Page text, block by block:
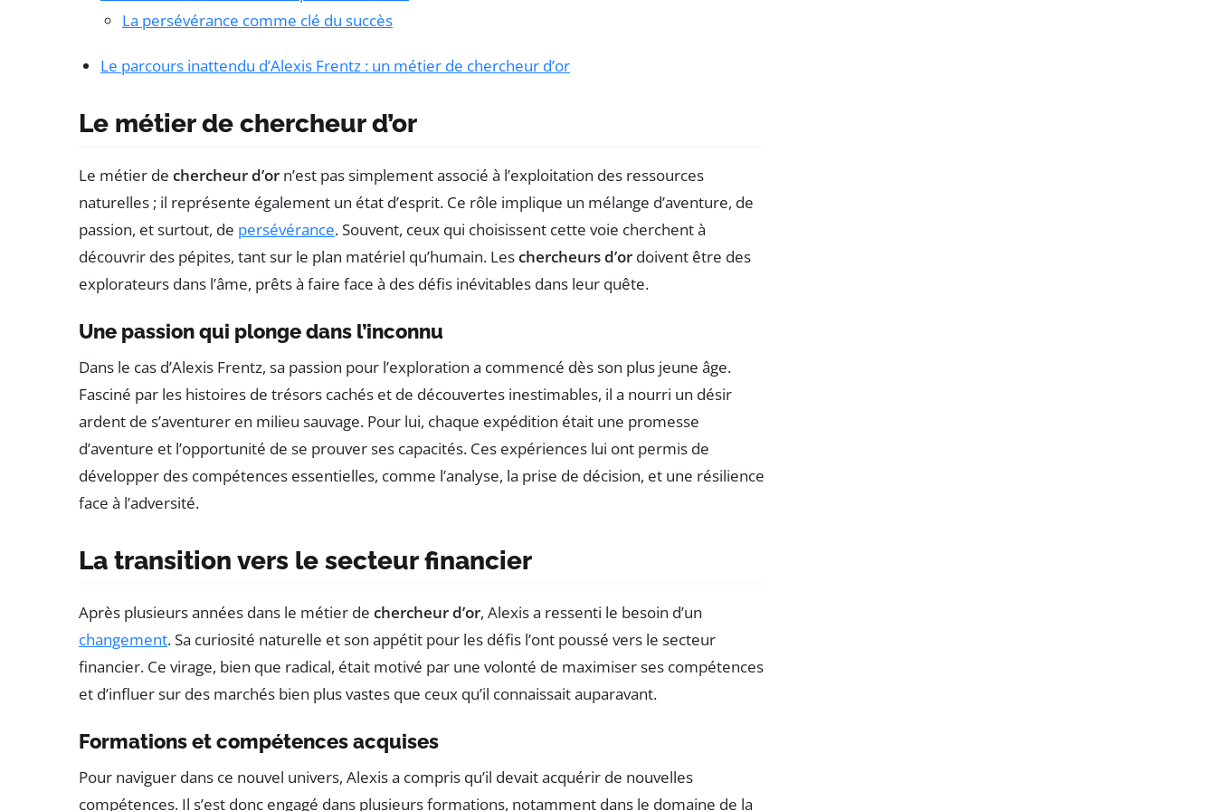
La persévérance comme clé du succès
Le parcours inattendu d’Alexis Frentz : un métier de chercheur d’or
Le métier de chercheur d’or
Le métier de chercheur d’or n’est pas simplement associé à l’exploitation des ressources
naturelles ; il représente également un état d’esprit. Ce rôle implique un mélange d’aventure, de
passion, et surtout, de persévérance. Souvent, ceux qui choisissent cette voie cherchent à
découvrir des pépites, tant sur le plan matériel qu’humain. Leschercheurs d’or doivent être des
explorateurs dans l’âme, prêts à faire face à des défis inévitables dans leur quête.
Une passion qui plonge dans l’inconnu
Dans le cas d’Alexis Frentz, sa passion pour l’exploration a commencé dès son plus jeune âge.
Fasciné par les histoires de trésors cachés et de découvertes inestimables, il a nourri un désir
ardent de s’aventurer en milieu sauvage. Pour lui, chaque expédition était une promesse
d’aventure et l’opportunité de se prouver ses capacités. Ces expériences lui ont permis de
développer des compétences essentielles, comme l’analyse, la prise de décision, et une résilience
face à l’adversité.
La transition vers le secteur financier
Après plusieurs années dans le métier de chercheur d’or, Alexis a ressenti le besoin d’un
changement. Sa curiosité naturelle et son appétit pour les défis l’ont poussé vers le secteur
financier. Ce virage, bien que radical, était motivé par une volonté de maximiser ses compétences
et d’influer sur des marchés bien plus vastes que ceux qu’il connaissait auparavant.
Formations et compétences acquises
Pour naviguer dans ce nouvel univers, Alexis a compris qu’il devait acquérir de nouvelles
compétences. Il s’est donc engagé dans plusieurs formations, notamment dans le domaine de la